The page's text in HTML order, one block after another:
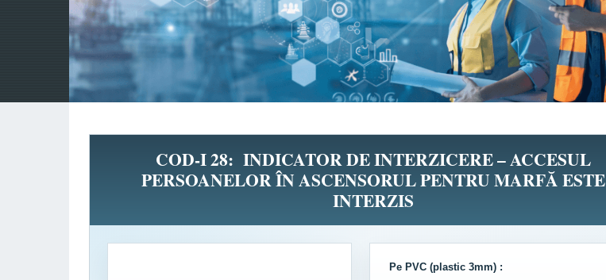
COD-I 28: INDICATOR DE INTERZICERE – ACCESUL
PERSOANELOR ÎN ASCENSORUL PENTRU MARFĂ ESTE
INTERZIS
Pe PVC (plastic 3mm) :